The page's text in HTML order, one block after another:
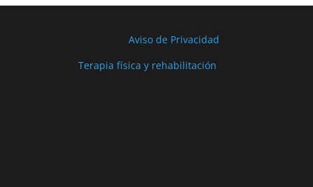
Aviso de Privacidad
Terapia física y rehabilitación